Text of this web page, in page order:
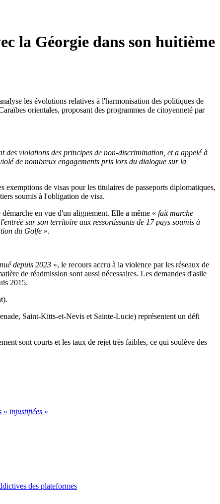
la Géorgie dans son huitième
les évolutions relatives à l'harmonisation des politiques de
orientales, proposant des programmes de citoyenneté par
des violations des principes de non-discrimination, et a appelé à
de nombreux engagements pris lors du dialogue sur la
de visas pour les titulaires de passeports diplomatiques,
soumis à l'obligation de visa.
en vue d'un alignement. Elle a même « fait marche
sur son territoire aux ressortissants de 17 pays soumis à
du Golfe ».
depuis 2023 », le recours accru à la violence par les réseaux de
de réadmission sont aussi nécessaires. Les demandes d'asile
2015.
Saint-Kitts-et-Nevis et Sainte-Lucie) représentent un défi
sont courts et les taux de rejet très faibles, ce qui soulève des
« injustifiées »
des plateformes